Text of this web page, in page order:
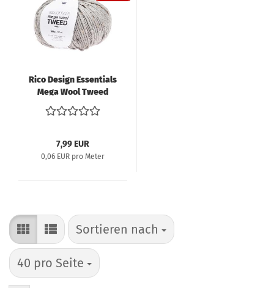
Rico Design Essentials
Mega Wool Tweed
chunky 100g 125m
grau
7,99 EUR
0,06 EUR pro Meter
Sortieren nach
Sortieren nach
40 pro Seite
pro Seite